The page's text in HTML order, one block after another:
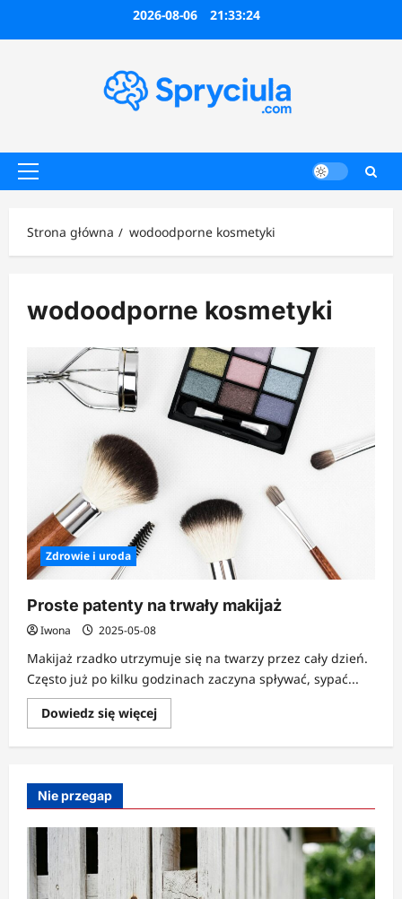
2026-08-06 21:33:24
Menu
Strona główna
wodoodporne kosmetyki
wodoodporne kosmetyki
Zdrowie i uroda
Proste patenty na trwały makijaż
Iwona 2025-05-08
Makijaż rzadko utrzymuje się na twarzy przez cały dzień.
Często już po kilku godzinach zaczyna spływać, sypać...
Dowiedz się więcejDowiedz
się
o
makijaż
Nie przegap